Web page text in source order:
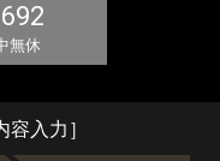
無休
入力］